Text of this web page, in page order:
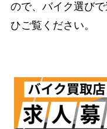
ので、バイク選び
ひご覧ください。